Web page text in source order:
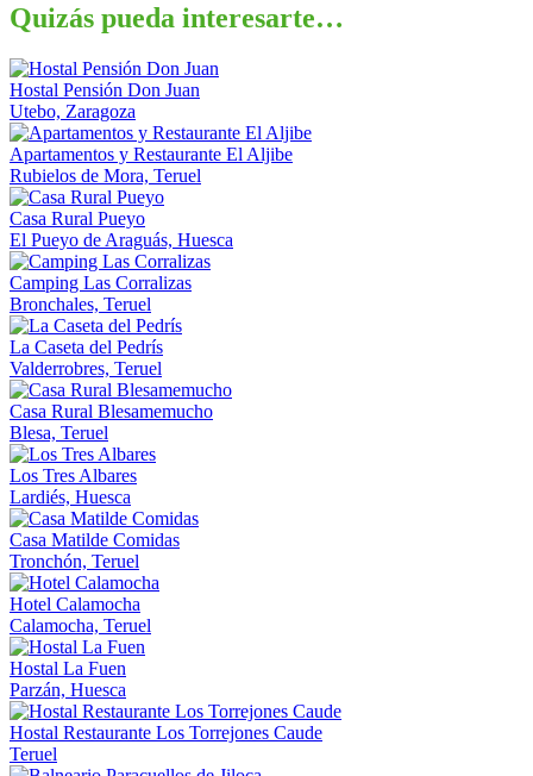
Quizás pueda interesarte…
Hostal Pensión Don Juan
Utebo, Zaragoza
Apartamentos y Restaurante El Aljibe
Rubielos de Mora, Teruel
Casa Rural Pueyo
El Pueyo de Araguás, Huesca
Camping Las Corralizas
Bronchales, Teruel
La Caseta del Pedrís
Valderrobres, Teruel
Casa Rural Blesamemucho
Blesa, Teruel
Los Tres Albares
Lardiés, Huesca
Casa Matilde Comidas
Tronchón, Teruel
Hotel Calamocha
Calamocha, Teruel
Hostal La Fuen
Parzán, Huesca
Hostal Restaurante Los Torrejones Caude
Teruel